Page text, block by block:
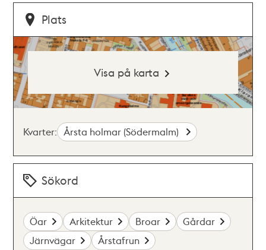
Plats
Visa på karta
Kvarter: Årsta holmar (Södermalm)
Sökord
Öar Arkitektur Broar
Gårdar
Järnvägar
Årstafrun